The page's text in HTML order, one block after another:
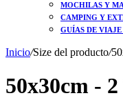
MOCHILAS Y
CAMPING Y
GUÍAS DE
Inicio/Size del producto/
50x30cm -